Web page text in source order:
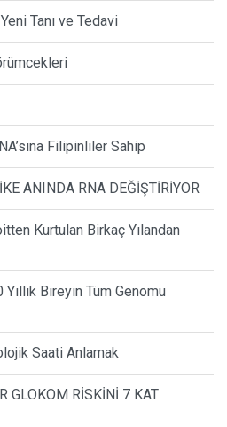
Tanı ve Tedavi
Filipinliler Sahip
ANINDA RNA DEĞİŞTİRİYOR
Kurtulan Birkaç Yılandan
Bireyin Tüm Genomu
Saati Anlamak
GLOKOM RİSKİNİ 7 KAT